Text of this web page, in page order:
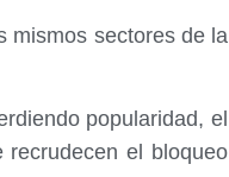
mismos sectores de la
popularidad, el
recrudecen el bloqueo